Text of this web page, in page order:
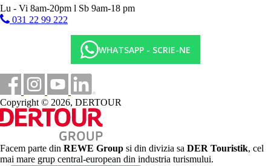
Mic dejun sub forma unui bufet bogat (07:30 - 10:30)
Pranz sub forma unui bufet bogat cu preparate culinare
din bucataria greceasca, italiana si asiatica, o gama variata
de aperitive reci si calde, feluri principale, salate si
deserturi (12:30-14:30)
bucataria greceasca, italiana si asiatica (19.00-22.00)
Gustare de noapte (23:00-7:00)
Bauturi alcoolice si non-alcoolice (10.00 - miezul noptii)
Gustare la barul de pe plaja si langa piscina (10.00-18.00)
Se pot solicita produse fara gluten / loctoza.
Categoria oficiala
5 stele
Lu - Vi 8am-20pm l Sb 9am-18 pm
031 22 99 222
WHATSAPP - SCRIE-NE
Copyright © 2026, DERTOUR
Facem parte din REWE Group si din divizia sa DER Touristik, cel
mai mare grup central-european din industria turismului.